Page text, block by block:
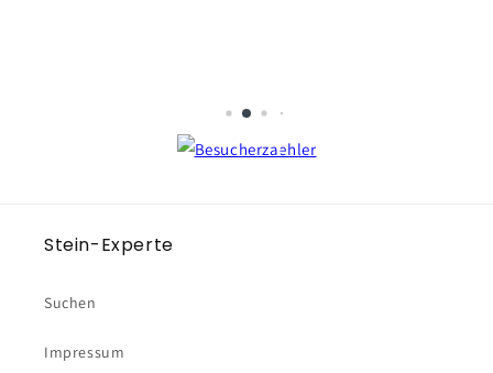
Stein-Experte
Suchen
Impressum